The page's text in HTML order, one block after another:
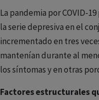
La pandemia por COVID-
la serie depresiva en el
incrementado en tres
mantenían durante al
los síntomas y en otras
Factores estructurales